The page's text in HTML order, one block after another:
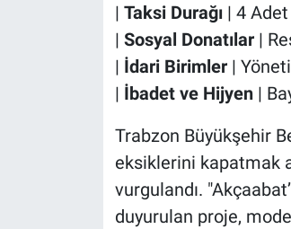
| Taksi Durağı| 4 Adet
| Sosyal Donatılar|
| İdari Birimler|
| İbadet ve Hijyen|
Trabzon Büyükşehir
eksiklerini kapatmak
vurgulandı.
duyurulan proje,